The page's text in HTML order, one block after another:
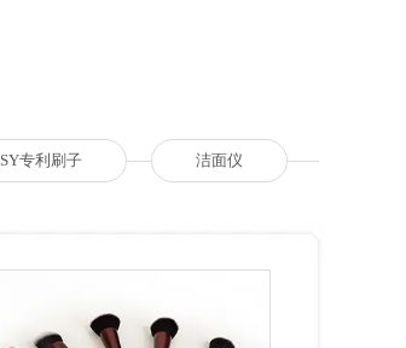
SY专利刷子 洁面仪